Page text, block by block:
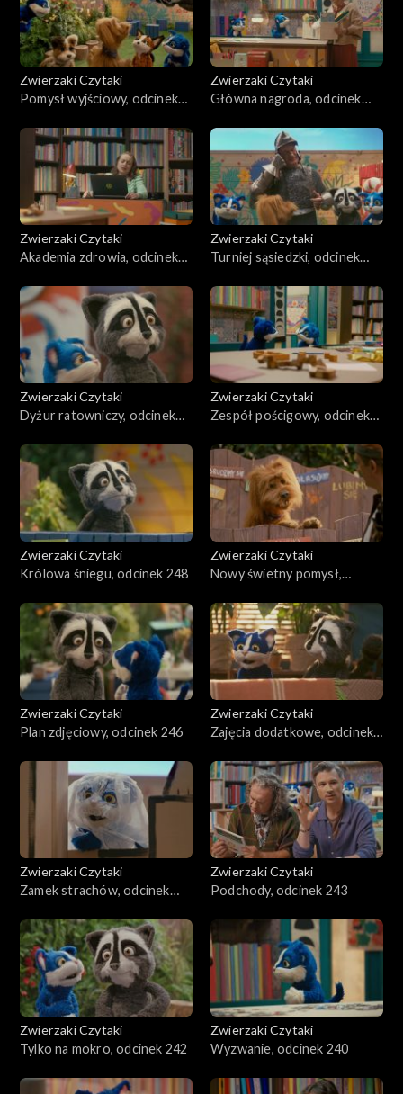
Zwierzaki Czytaki
Pomysł wyjściowy, odcinek
Zwierzaki Czytaki
Główna nagroda, odcinek
Zwierzaki Czytaki
Akademia zdrowia, odcinek
Zwierzaki Czytaki
Turniej sąsiedzki, odcinek
Zwierzaki Czytaki
Dyżur ratowniczy, odcinek
Zwierzaki Czytaki
Zespół pościgowy, odcinek
Zwierzaki Czytaki
Królowa śniegu, odcinek 248
Zwierzaki Czytaki
Nowy świetny pomysł,
Zwierzaki Czytaki
Plan zdjęciowy, odcinek 246
Zwierzaki Czytaki
Zajęcia dodatkowe, odcinek
Zwierzaki Czytaki
Zamek strachów, odcinek
Zwierzaki Czytaki
Podchody, odcinek 243
Zwierzaki Czytaki
Tylko na mokro, odcinek 242
Zwierzaki Czytaki
Wyzwanie, odcinek 240